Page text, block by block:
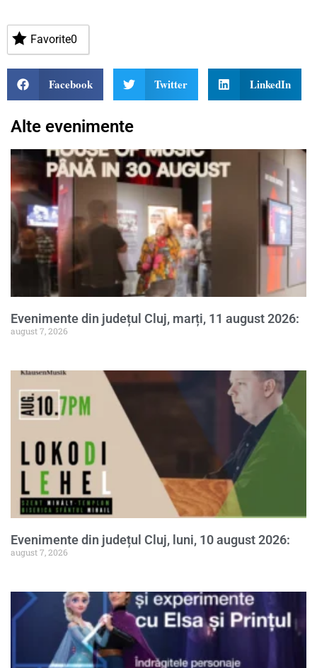
Favorite0
Facebook Twitter LinkedIn
Alte evenimente
Evenimente din județul Cluj, marți, 11 august 2026:
august 7, 2026
Evenimente din județul Cluj, luni, 10 august 2026:
august 7, 2026